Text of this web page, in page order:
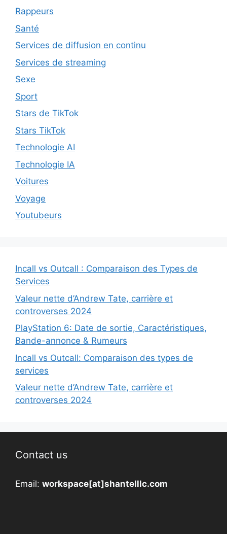
Rappeurs
Santé
Services de diffusion en continu
Services de streaming
Sexe
Sport
Stars de TikTok
Stars TikTok
Technologie AI
Technologie IA
Voitures
Voyage
Youtubeurs
Incall vs Outcall : Comparaison des Types de
Services
Valeur nette d’Andrew Tate, carrière et
controverses 2024
PlayStation 6: Date de sortie, Caractéristiques,
Bande-annonce & Rumeurs
Incall vs Outcall: Comparaison des types de
services
Valeur nette d’Andrew Tate, carrière et
controverses 2024
Contact us
Email: workspace[at]shantelllc.com